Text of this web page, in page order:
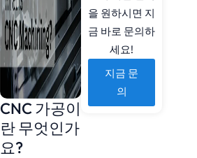
CNC 가공이
란 무엇인가
요?
을 원하시면 지
금 바로 문의하
세요!
지금 문
의